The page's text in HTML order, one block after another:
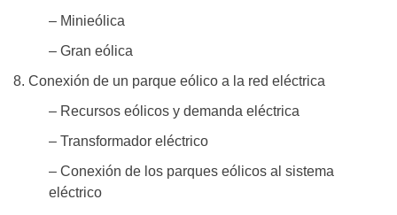
– Minieólica
– Gran eólica
8. Conexión de un parque eólico a la red eléctrica
– Recursos eólicos y demanda eléctrica
– Transformador eléctrico
– Conexión de los parques eólicos al sistema
eléctrico